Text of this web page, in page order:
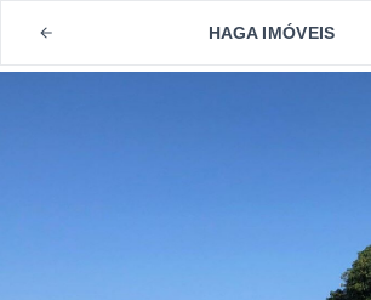
HAGA IMÓVEIS